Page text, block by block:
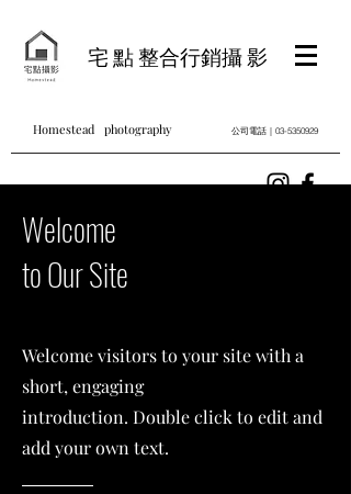
宅 點 整合行銷攝 影
Homestead photography 公司電話｜03-5350929
Welcome
to Our Site
Welcome visitors to your site with a
short, engaging
introduction. Double click to edit and
add your own text.